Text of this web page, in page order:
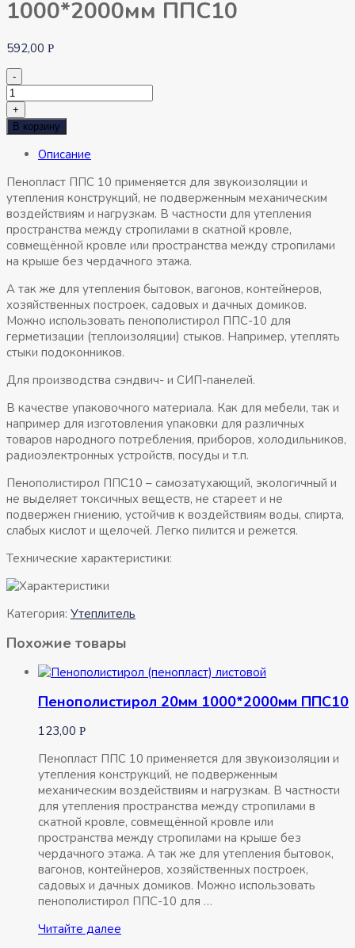
1000*2000мм ППС10
592,00 Р
-
Количество
товара
Пенополистирол
100мм
1000*2000мм
+
В корзину
Описание
Пенопласт ППС 10 применяется для звукоизоляции и
утепления конструкций, не подверженным механическим
воздействиям и нагрузкам. В частности для утепления
пространства между стропилами в скатной кровле,
совмещённой кровле или пространства между стропилами
на крыше без чердачного этажа.
А так же для утепления бытовок, вагонов, контейнеров,
хозяйственных построек, садовых и дачных домиков.
Можно использовать пенополистирол ППС-10 для
герметизации (теплоизоляции) стыков. Например, утеплять
стыки подоконников.
Для производства сэндвич- и СИП-панелей.
В качестве упаковочного материала. Как для мебели, так и
например для изготовления упаковки для различных
товаров народного потребления, приборов, холодильников,
радиоэлектронных устройств, посуды и т.п.
Пенополистирол ППС10 – самозатухающий, экологичный и
не выделяет токсичных веществ, не стареет и не
подвержен гниению, устойчив к воздействиям воды, спирта,
слабых кислот и щелочей. Легко пилится и режется.
Технические характеристики:
Категория: Утеплитель
Похожие товары
Пенополистирол 20мм 1000*2000мм ППС10
123,00 Р
Пенопласт ППС 10 применяется для звукоизоляции и
утепления конструкций, не подверженным
механическим воздействиям и нагрузкам. В частности
для утепления пространства между стропилами в
скатной кровле, совмещённой кровле или
пространства между стропилами на крыше без
чердачного этажа. А так же для утепления бытовок,
вагонов, контейнеров, хозяйственных построек,
садовых и дачных домиков. Можно использовать
пенополистирол ППС-10 для …
Пенополистирол
Читайте далее